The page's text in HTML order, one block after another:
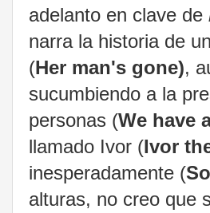
adelanto en clave de
narra la historia de
(Her man's gone),
sucumbiendo a la
personas (We have
llamado Ivor (Ivor
inesperadamente (
alturas, no creo que